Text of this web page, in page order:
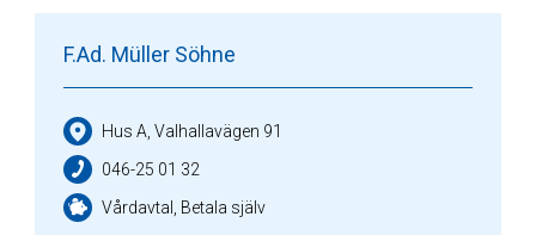
F.Ad. Müller Söhne
Hus A, Valhallavägen 91
046-25 01 32
Vårdavtal, Betala själv